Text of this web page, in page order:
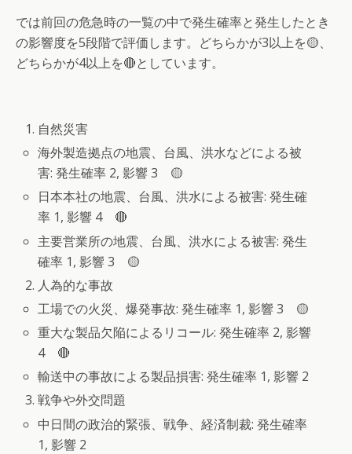
では前回の危急時の一覧の中で発生確率と発生したとき
の影響度を5段階で評価します。どちらかが3以上を🟡、
どちらかが4以上を🔴としています。
自然災害
海外製造拠点の地震、台風、洪水などによる被
害: 発生確率 2, 影響 3 🟡
日本本社の地震、台風、洪水による被害: 発生確
率 1, 影響 4 🔴
主要営業所の地震、台風、洪水による被害: 発生
確率 1, 影響 3 🟡
人為的な事故
工場での火災、爆発事故: 発生確率 1, 影響 3 🟡
重大な製品欠陥によるリコール: 発生確率 2, 影響
4 🔴
輸送中の事故による製品損害: 発生確率 1, 影響 2
戦争や外交問題
中日間の政治的緊張、戦争、経済制裁: 発生確率
1, 影響 2